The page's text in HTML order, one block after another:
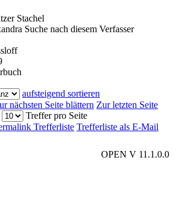
Stachel
Suche nach diesem Verfasser
aufsteigend sortieren
nächsten Seite blättern Zur letzten Seite
Treffer pro Seite
Trefferliste Trefferliste als E-Mail
OPEN V 11.1.0.0